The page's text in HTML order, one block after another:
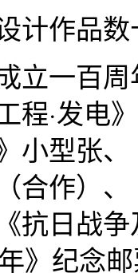
计作品
立一百
程·发电
小型张
合作）
抗日战
》纪念